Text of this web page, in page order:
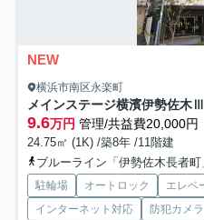
NEW
横浜市南区永楽町
メインステージ横濱伊勢佐木Ⅲ
9.6万円 管理/共益費20,000円
24.75㎡ (1K) /築8年 /11階建
ブルーライン「伊勢佐木長者
駐輪場 オートロック エレベ
インターネット対応
防犯カメラ